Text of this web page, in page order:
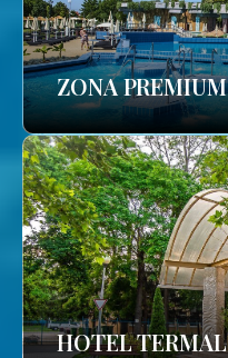
ZONA PREMIUM
HOTEL TERMAL